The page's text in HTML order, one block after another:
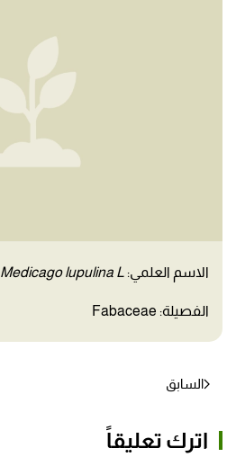
الاسم العلمي: Medicago lupulina L.
الفصيلة: Fabaceae
السابق
اترك تعليقاً